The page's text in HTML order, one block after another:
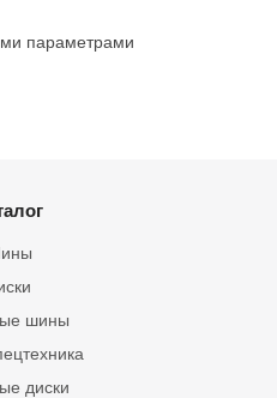
параметрами
шины
диски